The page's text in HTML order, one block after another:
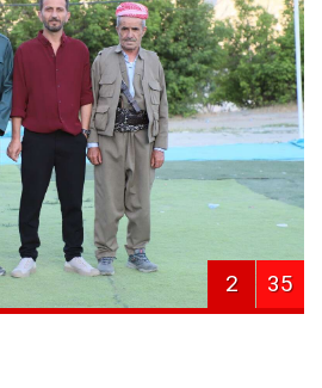
2 35